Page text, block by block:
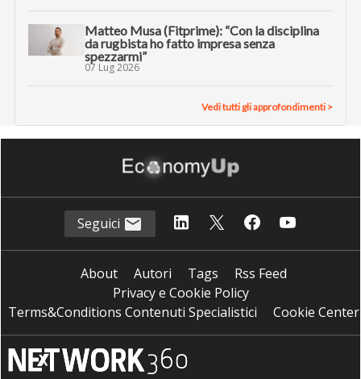
Matteo Musa (Fitprime): “Con la disciplina
da rugbista ho fatto impresa senza
spezzarmi”
07 Lug 2026
Vedi tutti gli approfondimenti >
Seguici
About Autori Tags
Rss Feed
Privacy e Cookie Policy
Terms&Conditions Contenuti Specialistici
Cookie Center